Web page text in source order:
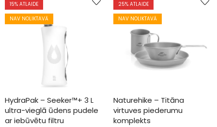
15% ATLAIDE
NAV NOLIKTAVĀ
HydraPak – Seeker™+ 3 L
ultra-vieglā ūdens pudele
ar iebūvētu filtru
25% ATLAIDE
NAV NOLIKTAVĀ
Naturehike – Titāna
virtuves piederumu
komplekts